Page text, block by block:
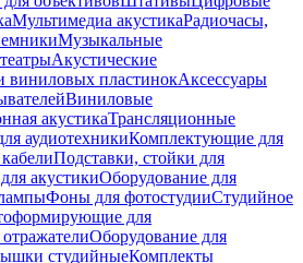
Мультимедиа акустикаРадиочасы,
Музыкальные
Акустические
виниловых пластинокАксессуары
Виниловые
акустикаТрансляционные
аудиотехникиКомплектующие для
Подставки, стойки для
акустикиОборудование для
Фоны для фотостудииСтудийное
для
Оборудование для
студийныеКомплекты